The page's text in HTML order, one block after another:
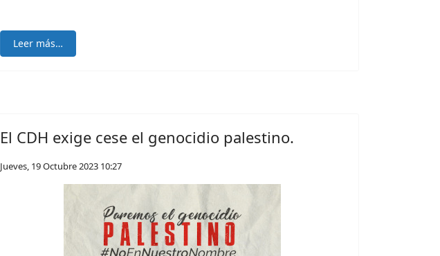
Leer más…
El CDH exige cese el genocidio palestino.
Jueves, 19 Octubre 2023 10:27